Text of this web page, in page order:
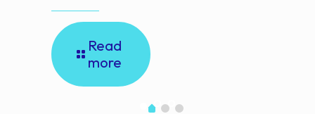
Read
more